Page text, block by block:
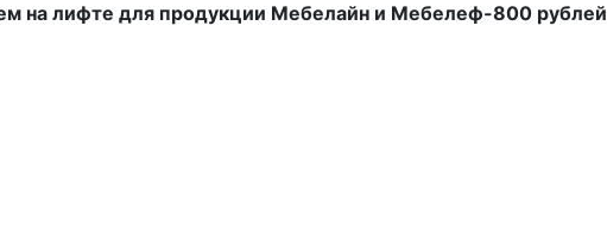
на лифте для продукции Мебелайн и Мебелеф-800 рублей